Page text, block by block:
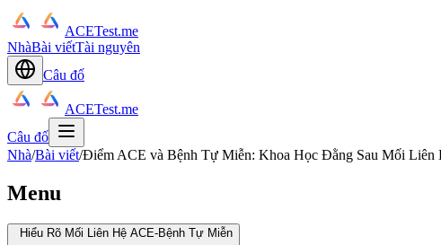
ACETest.me
NhàBài viếtTài nguyên
Câu đố
ACETest.me
Câu đố
Nhà/Bài viết/Điểm ACE và Bệnh Tự Miễn: Khoa Học Đằng Sau Mối Liên
Menu
Hiểu Rõ Mối Liên Hệ ACE-Bệnh Tự Miễn